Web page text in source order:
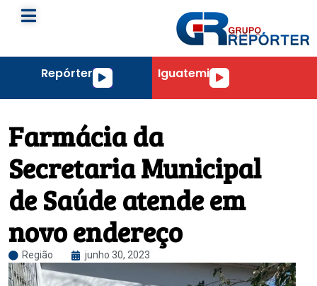
RepórterTocador
IguatemiTocador
Farmácia da
Secretaria Municipal
de Saúde atende em
novo endereço
Região junho 30, 2023